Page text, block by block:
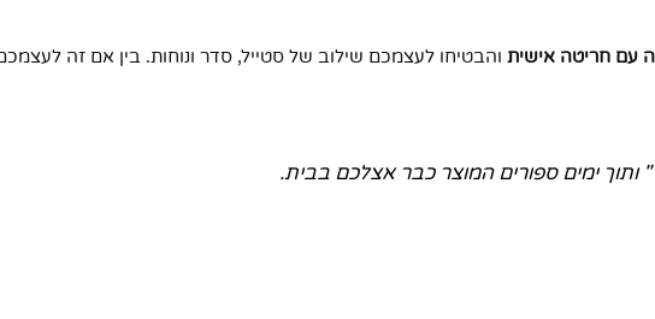
עם חריטה אישית והבטיחו לעצמכם שילוב של סטייל, סדר ונוחות. בין אם זה
ימים ספורים המוצר כבר אצלכם בבית.